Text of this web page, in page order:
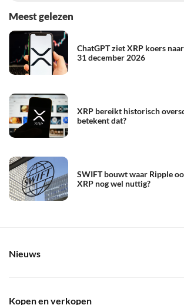
Meest gelezen
ChatGPT ziet XRP koers
31 december 2026
XRP bereikt historisch
betekent dat?
SWIFT bouwt waar Ripple
XRP nog wel nuttig?
Nieuws
Kopen en verkopen